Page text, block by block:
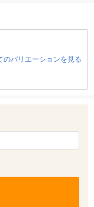
のバリエーションを見る